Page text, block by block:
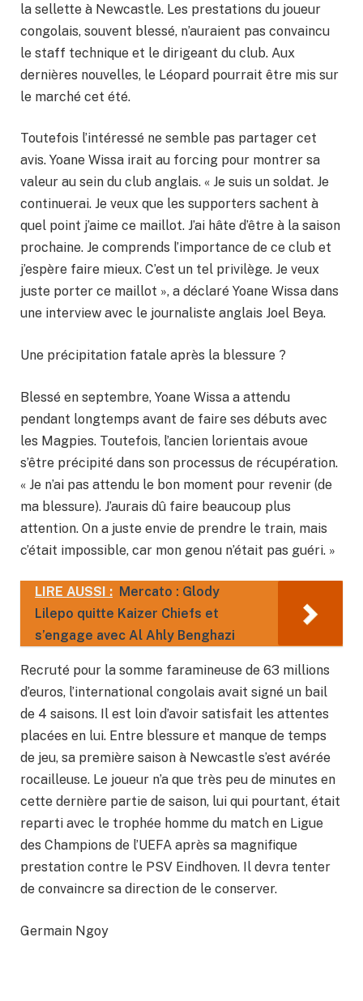
la sellette à Newcastle. Les prestations du joueur
congolais, souvent blessé, n’auraient pas convaincu
le staff technique et le dirigeant du club. Aux
dernières nouvelles, le Léopard pourrait être mis sur
le marché cet été.
Toutefois l’intéressé ne semble pas partager cet
avis. Yoane Wissa irait au forcing pour montrer sa
valeur au sein du club anglais. « Je suis un soldat. Je
continuerai. Je veux que les supporters sachent à
quel point j’aime ce maillot. J’ai hâte d’être à la saison
prochaine. Je comprends l’importance de ce club et
j’espère faire mieux. C’est un tel privilège. Je veux
juste porter ce maillot », a déclaré Yoane Wissa dans
une interview avec le journaliste anglais Joel Beya.
Une précipitation fatale après la blessure ?
Blessé en septembre, Yoane Wissa a attendu
pendant longtemps avant de faire ses débuts avec
les Magpies. Toutefois, l’ancien lorientais avoue
s’être précipité dans son processus de récupération.
« Je n’ai pas attendu le bon moment pour revenir (de
ma blessure). J’aurais dû faire beaucoup plus
attention. On a juste envie de prendre le train, mais
c’était impossible, car mon genou n’était pas guéri. »
LIRE AUSSI : Mercato : Glody
Lilepo quitte Kaizer Chiefs et
s’engage avec Al Ahly Benghazi
Recruté pour la somme faramineuse de 63 millions
d’euros, l’international congolais avait signé un bail
de 4 saisons. Il est loin d’avoir satisfait les attentes
placées en lui. Entre blessure et manque de temps
de jeu, sa première saison à Newcastle s’est avérée
rocailleuse. Le joueur n’a que très peu de minutes en
cette dernière partie de saison, lui qui pourtant, était
reparti avec le trophée homme du match en Ligue
des Champions de l’UEFA après sa magnifique
prestation contre le PSV Eindhoven. Il devra tenter
de convaincre sa direction de le conserver.
Germain Ngoy